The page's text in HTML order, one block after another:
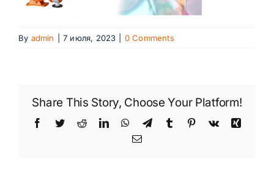
By admin 7 июля, 2023 0 Comments
Share This Story, Choose Your Platform!
Facebook
TwitterRedditLinkedInWhatsApp
TelegramTumblr Pinterest
Vk
Xing
Email